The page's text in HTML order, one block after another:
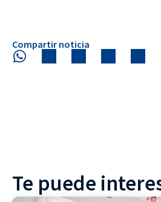
Compartir noticia
Te puede